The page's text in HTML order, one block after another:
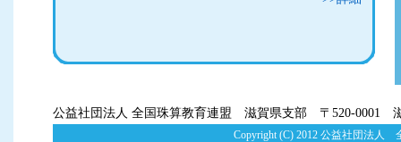
公益社団法人 全国珠算教育連盟 滋賀県支部 〒520-0001
Copyright (C) 2012 公益社団法人